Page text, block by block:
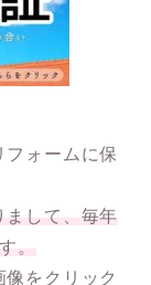
フォームに保
まして、毎年
。
をクリック